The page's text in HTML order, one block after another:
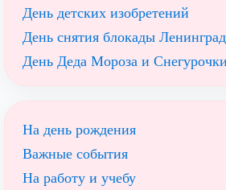
День детских изобретений
День снятия блокады
День Деда Мороза и Снегурочки
На день рождения
Важные события
На работу и учебу